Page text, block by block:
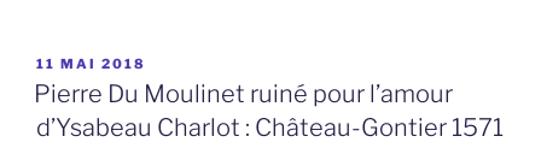
PUBLIÉ
LE
11 MAI 2018
Pierre Du Moulinet ruiné pour l’amour
d’Ysabeau Charlot : Château-Gontier 1571